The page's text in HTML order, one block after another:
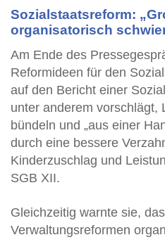
Sozialstaatsreform:
organisatorisch
Am Ende des
Reformideen für den
auf den Bericht einer
unter anderem vorschlägt,
bündeln und „aus einer
durch eine bessere
Kinderzuschlag und
SGB XII.
Gleichzeitig warnte sie,
Verwaltungsreformen